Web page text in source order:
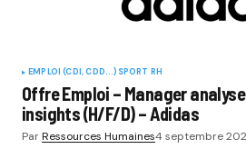
EMPLOI (CDI, CDD...) SPORT RH
Offre Emploi – Manager
insights (H/F/D) – Adidas
ParRessources Humaines4 septembre